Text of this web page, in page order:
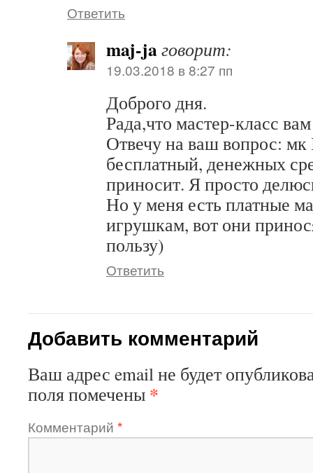
Ответить
maj-jaговорит:
19.03.2018 в 8:27 пп
Доброго дня.
Рада,что мастер-класс
Отвечу на ваш вопрос:
бесплатный, денежных
приносит. Я просто
Но у меня есть платные
игрушкам, вот они
пользу)
Ответить
Добавить комментарий
Ваш адрес email не будет
поля помечены *
Комментарий *